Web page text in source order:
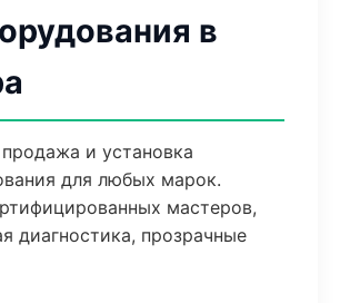
в
и установка
для любых марок.
мастеров,
диагностика, прозрачные